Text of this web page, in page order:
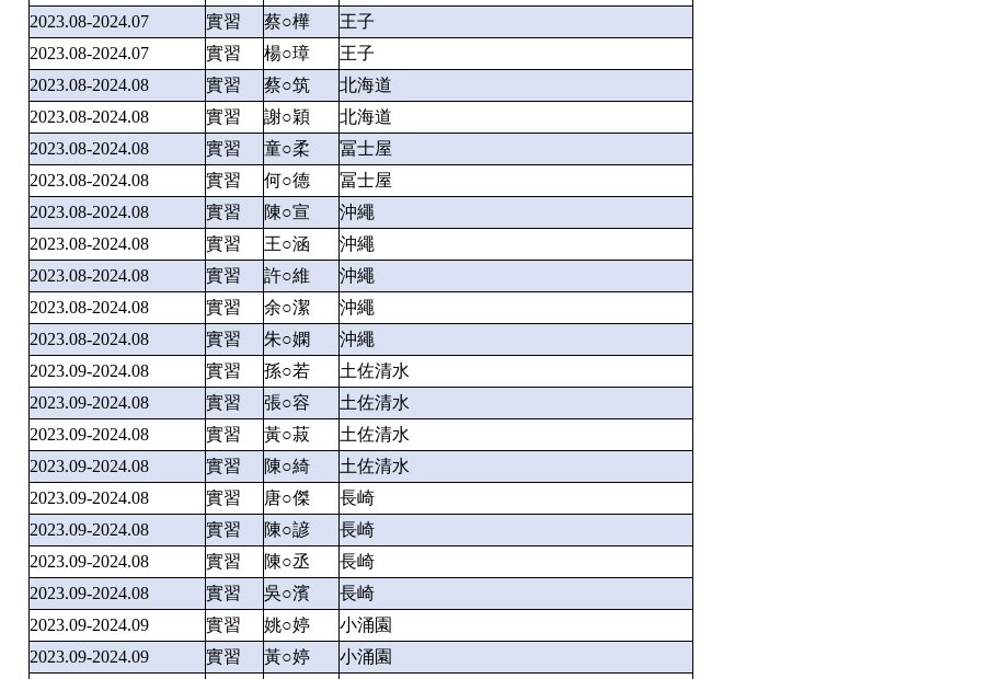
2023.08-2024.07
實習 蔡○樺
王子
2023.08-2024.07
實習 楊○璋
王子
2023.08-2024.08
實習 蔡○筑
北海道
2023.08-2024.08
實習 謝○穎
北海道
2023.08-2024.08
實習 童○柔
冨士屋
2023.08-2024.08
實習 何○德
冨士屋
2023.08-2024.08
實習 陳○宣
沖繩
2023.08-2024.08
實習 王○涵
沖繩
2023.08-2024.08
實習 許○維
沖繩
2023.08-2024.08
實習 余○潔
沖繩
2023.08-2024.08
實習 朱○嫻
沖繩
2023.09-2024.08
實習 孫○若
土佐清水
2023.09-2024.08
實習 張○容
土佐清水
2023.09-2024.08
實習 黃○菽
土佐清水
2023.09-2024.08
實習 陳○綺
土佐清水
2023.09-2024.08
實習 唐○傑
長崎
2023.09-2024.08
實習 陳○諺
長崎
2023.09-2024.08
實習 陳○丞
長崎
2023.09-2024.08
實習 吳○濱
長崎
2023.09-2024.09
實習 姚○婷
小涌園
2023.09-2024.09
實習 黃○婷
小涌園